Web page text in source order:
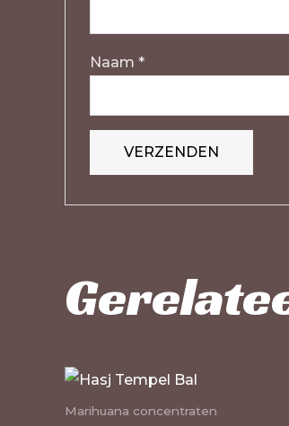
Naam *
Marihuana concentraten